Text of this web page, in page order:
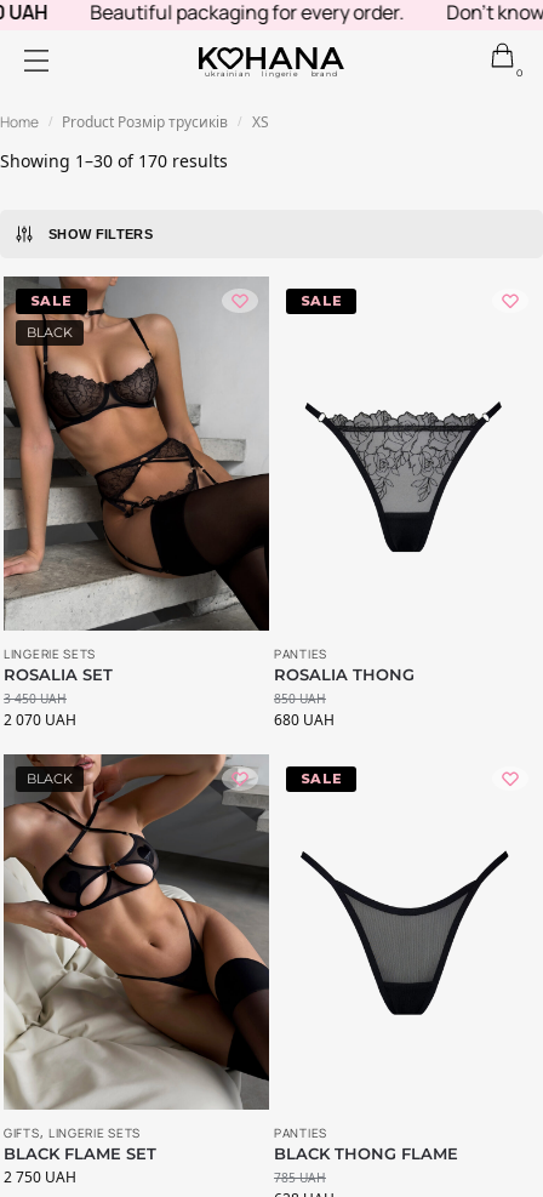
Beautiful packaging for every order. Don't know what
ukrainian lingerie brand 0
Home / Product Розмір трусиків / XS
Showing 1–30 of 170 results
SHOW FILTERS
-40%
BLACK
LINGERIE SETS
ROSALIA SET
3 450UAH
2 070 UAH
-20%
PANTIES
ROSALIA THONG
850UAH
680 UAH
BLACK
GIFTS, LINGERIE SETS
BLACK FLAME SET
2 750 UAH
-20%
PANTIES
BLACK THONG FLAME
785UAH